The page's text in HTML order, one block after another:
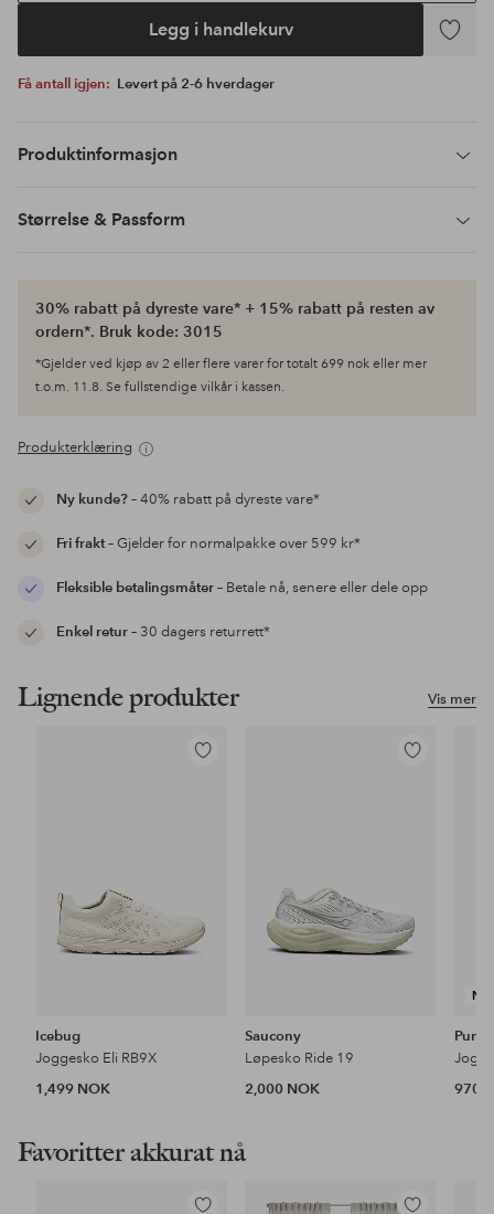
Legg i handlekurv
Legg
Få antall igjen: Levert på 2-6 hverdager
Produktinformasjon
Størrelse & Passform
30% rabatt på dyreste vare* + 15% rabatt på resten av
ordern*. Bruk kode: 3015
*Gjelder ved kjøp av 2 eller flere varer for totalt 699 nok eller mer
t.o.m. 11.8. Se fullstendige vilkår i kassen.
Produkterklæring
Ny kunde?– 40% rabatt på dyreste vare*
Fri frakt– Gjelder for normalpakke over 599 kr*
Fleksible betalingsmåter– Betale nå, senere eller dele opp
Enkel retur– 30 dagers returrett*
Vis mer
Lignende produkter
Legg
Icebug
Joggesko Eli RB9X
1,499 NOK
Legg
Saucony
Løpesko Ride 19
2,000 NOK
Puma
970
Favoritter akkurat nå